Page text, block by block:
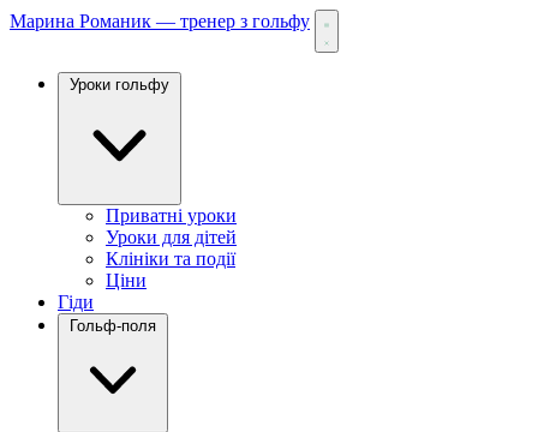
Марина Романик — тренер з гольфу
Приватні уроки
Уроки для дітей
Клініки та події
Ціни
Гіди